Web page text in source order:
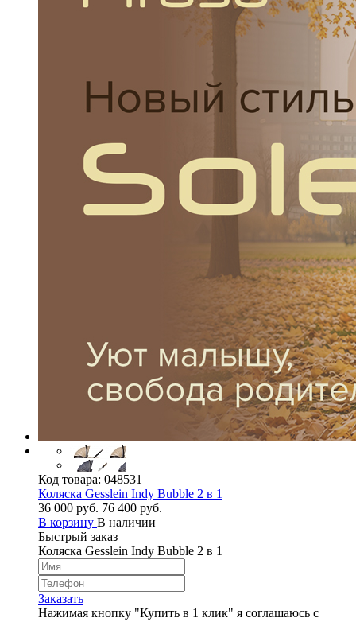
Код товара: 048531
Коляска Gesslein Indy Bubble 2 в 1
36 000 руб. 76 400 руб.
В корзину В наличии
Быстрый заказ
Коляска Gesslein Indy Bubble 2 в 1
Заказать
Нажимая кнопку "Купить в 1 клик" я соглашаюсь с